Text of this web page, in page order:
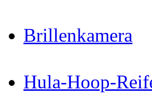
Brillenkamera
Hula-Hoop-